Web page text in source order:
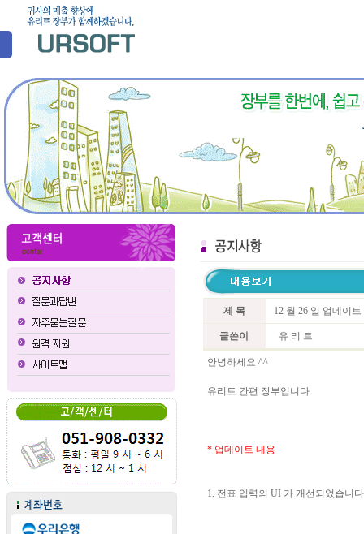
제 목 12 월 26 일 업데이
글쓴이 유 리 트
안녕하세요 ^^
유리트 간편 장부입니다
* 업데이트 내용
1. 전표 입력의 UI 가 개선되었습니